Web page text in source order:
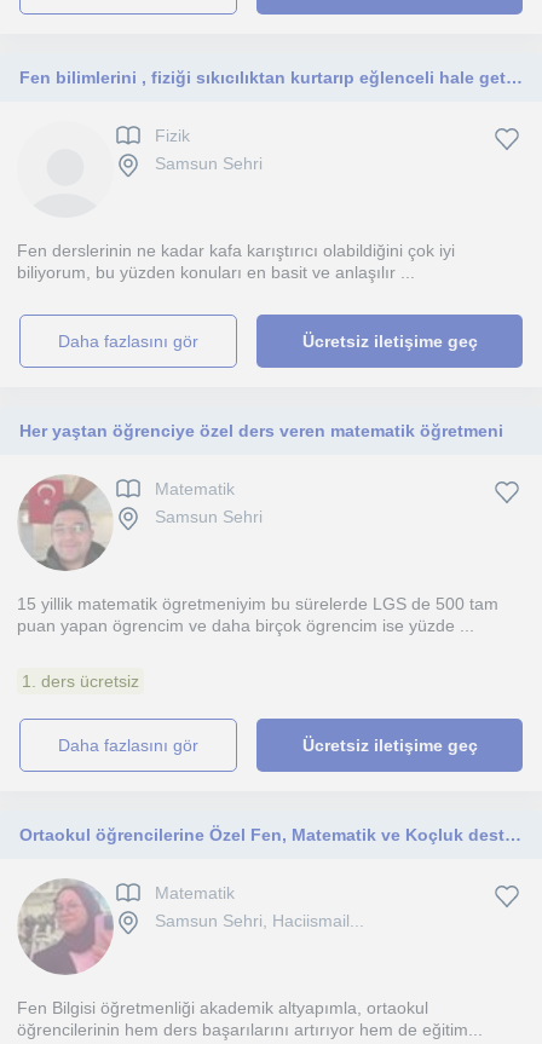
Fen bilimlerini , fiziği sıkıcılıktan kurtarıp eğlenceli hale getiren, ortaokul öğrencileri için dersleri sevdiren bir öğreticiyim
Fizik
Samsun Sehri
Fen derslerinin ne kadar kafa karıştırıcı olabildiğini çok iyi
biliyorum, bu yüzden konuları en basit ve anlaşılır ...
daha fazlasını gör Ücretsiz iletişime geç
Her yaştan öğrenciye özel ders veren matematik öğretmeni
Matematik
Samsun Sehri
15 yillik matematik ögretmeniyim bu sürelerde LGS de 500 tam
puan yapan ögrencim ve daha birçok ögrencim ise yüzde ...
1. ders ücretsiz
daha fazlasını gör Ücretsiz iletişime geç
Ortaokul öğrencilerine Özel Fen, Matematik ve Koçluk desteği. Samsun içi yüz yüze veya çevrimiçi, yeni nesil eğitim.
Matematik
Samsun Sehri, Haciismail...
Fen Bilgisi öğretmenliği akademik altyapımla, ortaokul
öğrencilerinin hem ders başarılarını artırıyor hem de eğitim...